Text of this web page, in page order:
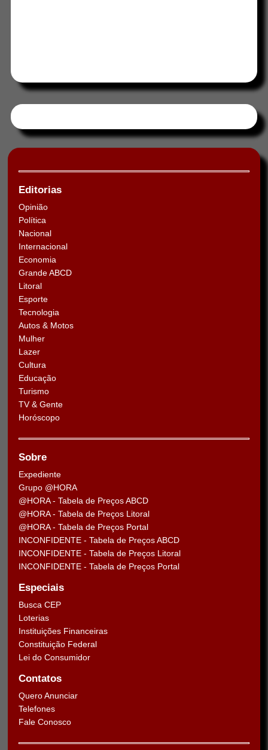
Editorias
Opinião
Política
Nacional
Internacional
Economia
Grande ABCD
Litoral
Esporte
Tecnologia
Autos & Motos
Mulher
Lazer
Cultura
Educação
Turismo
TV & Gente
Horóscopo
Sobre
Expediente
Grupo @HORA
@HORA - Tabela de Preços ABCD
@HORA - Tabela de Preços Litoral
@HORA - Tabela de Preços Portal
INCONFIDENTE - Tabela de Preços ABCD
INCONFIDENTE - Tabela de Preços Litoral
INCONFIDENTE - Tabela de Preços Portal
Especiais
Busca CEP
Loterias
Instituições Financeiras
Constituição Federal
Lei do Consumidor
Contatos
Quero Anunciar
Telefones
Fale Conosco